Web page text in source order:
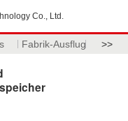
Co., Ltd.
Fabrik-Ausflug >>